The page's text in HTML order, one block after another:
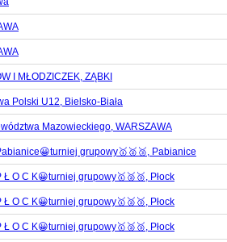
I MŁODZICZEK, ZĄBKI
Polski U12, Bielsko-Biała
Mazowieckiego, WARSZAWA
grupowy🥇🥈🥉, Pabianice
Ł O C K😀turniej grupowy🥇🥈🥉, Płock
Ł O C K😀turniej grupowy🥇🥈🥉, Płock
Ł O C K😀turniej grupowy🥇🥈🥉, Płock